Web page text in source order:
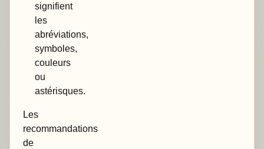
signifient
les
abréviations,
symboles,
couleurs
ou
astérisques.
Les
recommandations
de